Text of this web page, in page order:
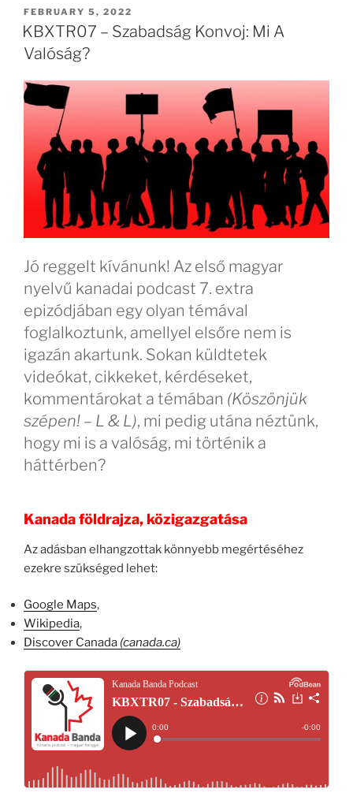
Igaza
Az
POSTED
ON
FEBRUARY 5, 2022
KBXTR07 – Szabadság Konvoj: Mi A
Valóság?
Jó reggelt kívánunk! Az első magyar
nyelvű kanadai podcast 7. extra
epizódjában egy olyan témával
foglalkoztunk, amellyel elsőre nem is
igazán akartunk. Sokan küldtetek
videókat, cikkeket, kérdéseket,
kommentárokat a témában (Köszönjük
szépen! – L & L), mi pedig utána néztünk,
hogy mi is a valóság, mi történik a
háttérben?
Kanada földrajza, közigazgatása
Az adásban elhangzottak könnyebb megértéséhez
ezekre szükséged lehet:
Google Maps,
Wikipedia,
Discover Canada (canada.ca)